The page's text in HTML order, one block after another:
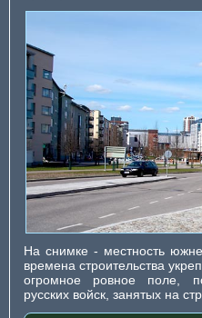
На снимке - местность
времена строительства
огромное ровное поле,
русских войск, занятых на